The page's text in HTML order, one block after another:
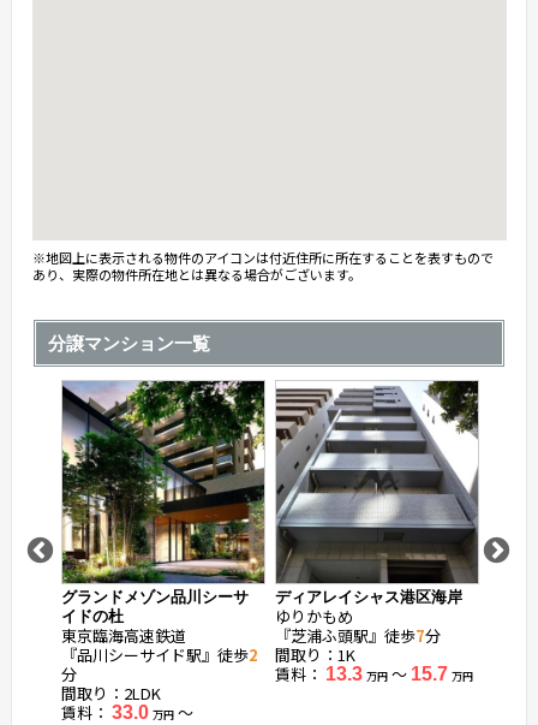
※地図上に表示される物件のアイコンは付近住所に所在することを表すもので
あり、実際の物件所在地とは異なる場合がございます。
分譲マンション一覧
グランドメゾン品川シーサ
イドの杜
東京臨海高速鉄道
『品川シーサイド駅』徒歩2
分
間取り：2LDK
賃料： 33.0 万円 〜
ディアレイシャス港区海岸
ゆりかもめ
『芝浦ふ頭駅』徒歩7分
間取り：1K
賃料： 13.3 万円 〜 15.7 万円